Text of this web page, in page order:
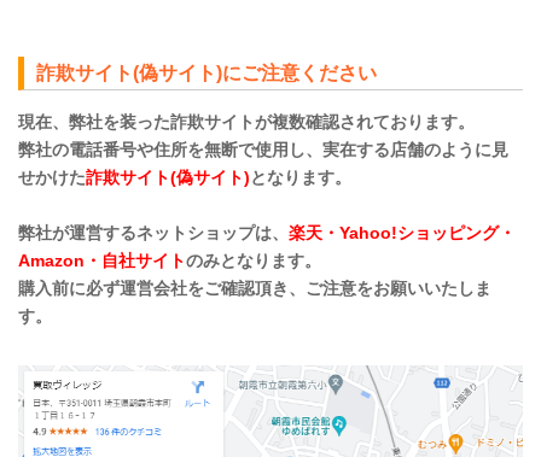
詐欺サイト(偽サイト)にご注意ください
現在、弊社を装った詐欺サイトが複数確認されております。
弊社の電話番号や住所を無断で使用し、実在する店舗のように見
せかけた詐欺サイト(偽サイト)となります。
弊社が運営するネットショップは、 楽天・Yahoo!ショッピング・
Amazon・自社サイトのみとなります。
購入前に必ず運営会社をご確認頂き、ご注意をお願いいたしま
す。